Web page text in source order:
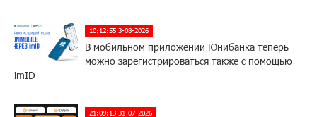
10:12:55 3-08-2026
В мобильном приложении Юнибанка теперь
можно зарегистрироваться также с помощью
imID
21:09:13 31-07-2026